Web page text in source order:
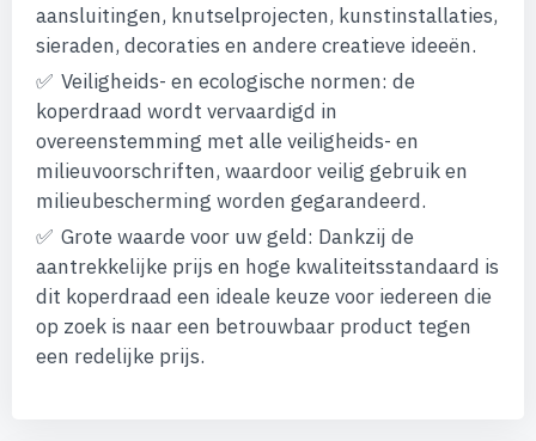
aansluitingen, knutselprojecten, kunstinstallaties,
sieraden, decoraties en andere creatieve ideeën.
Veiligheids- en ecologische normen: de
koperdraad wordt vervaardigd in
overeenstemming met alle veiligheids- en
milieuvoorschriften, waardoor veilig gebruik en
milieubescherming worden gegarandeerd.
Grote waarde voor uw geld: Dankzij de
aantrekkelijke prijs en hoge kwaliteitsstandaard is
dit koperdraad een ideale keuze voor iedereen die
op zoek is naar een betrouwbaar product tegen
een redelijke prijs.